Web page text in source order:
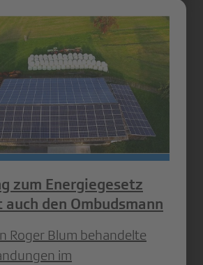
zum Energiegesetz
den Ombudsmann
Roger Blum behandelte
im